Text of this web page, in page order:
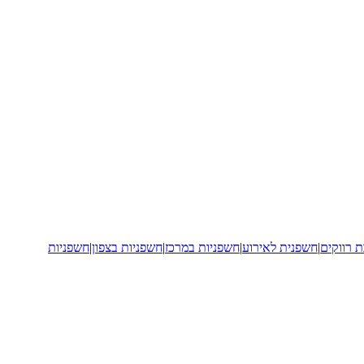
רווקים|חשפנית לאירוע|חשפניות במרכז|חשפניות בצפון|חשפניות